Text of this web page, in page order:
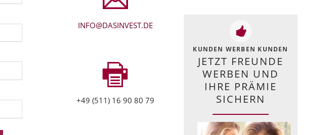
INFO@DASINVEST.DE
+49 (511) 16 90 80 79
KUNDEN WERBEN KUNDEN
JETZT FREUNDE
WERBEN UND
IHRE PRÄMIE
SICHERN